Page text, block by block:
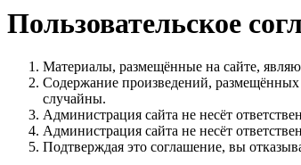
Пользовательское
Материалы, размещённые на сайте,
Содержание произведений,
случайны.
Администрация сайта не несёт
Администрация сайта не несёт
Подтверждая это соглашение, вы